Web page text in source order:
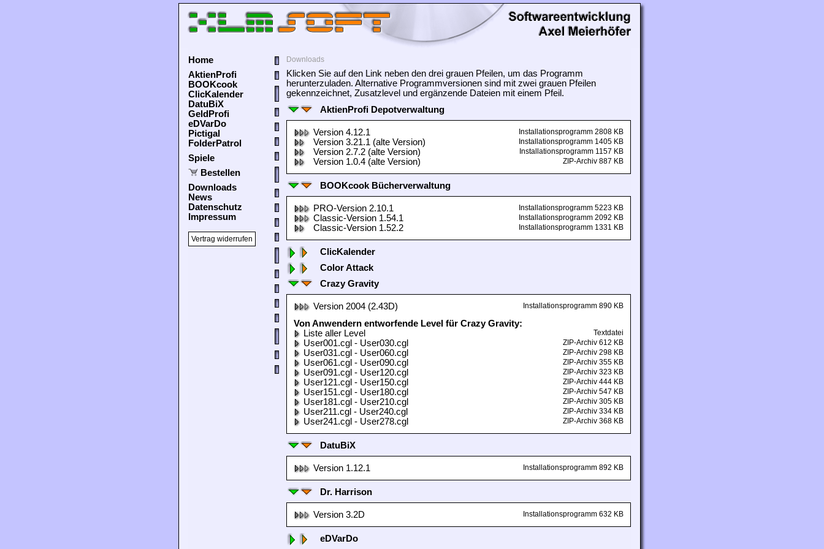
Home
AktienProfi
BOOKcook
ClicKalender
DatuBiX
GeldProfi
eDVarDo
Pictigal
FolderPatrol
Spiele
Bestellen
Downloads
News
Datenschutz
Impressum
Vertrag widerrufen
Downloads
Klicken Sie auf den Link neben den drei grauen Pfeilen, um das Programm
herunterzuladen. Alternative Programmversionen sind mit zwei grauen Pfeilen
gekennzeichnet, Zusatzlevel und ergänzende Dateien mit einem Pfeil.
AktienProfi Depotverwaltung
Version 4.12.1 Installationsprogramm 2808 KB
Version 3.21.1 (alte Version) Installationsprogramm 1405 KB
Version 2.7.2 (alte Version) Installationsprogramm 1157 KB
Version 1.0.4 (alte Version) ZIP-Archiv 887 KB
BOOKcook Bücherverwaltung
PRO-Version 2.10.1 Installationsprogramm 5223 KB
Classic-Version 1.54.1 Installationsprogramm 2092 KB
Classic-Version 1.52.2 Installationsprogramm 1331 KB
ClicKalender
Color Attack
Crazy Gravity
Version 2004 (2.43D) Installationsprogramm 890 KB
Von Anwendern entworfende Level für Crazy Gravity:
Liste aller Level
Textdatei
User001.cgl - User030.cgl ZIP-Archiv 612 KB
User031.cgl - User060.cgl ZIP-Archiv 298 KB
User061.cgl - User090.cgl ZIP-Archiv 355 KB
User091.cgl - User120.cgl ZIP-Archiv 323 KB
User121.cgl - User150.cgl ZIP-Archiv 444 KB
User151.cgl - User180.cgl ZIP-Archiv 547 KB
User181.cgl - User210.cgl ZIP-Archiv 305 KB
User211.cgl - User240.cgl ZIP-Archiv 334 KB
User241.cgl - User278.cgl ZIP-Archiv 368 KB
DatuBiX
Version 1.12.1 Installationsprogramm 892 KB
Dr. Harrison
Version 3.2D Installationsprogramm 632 KB
eDVarDo